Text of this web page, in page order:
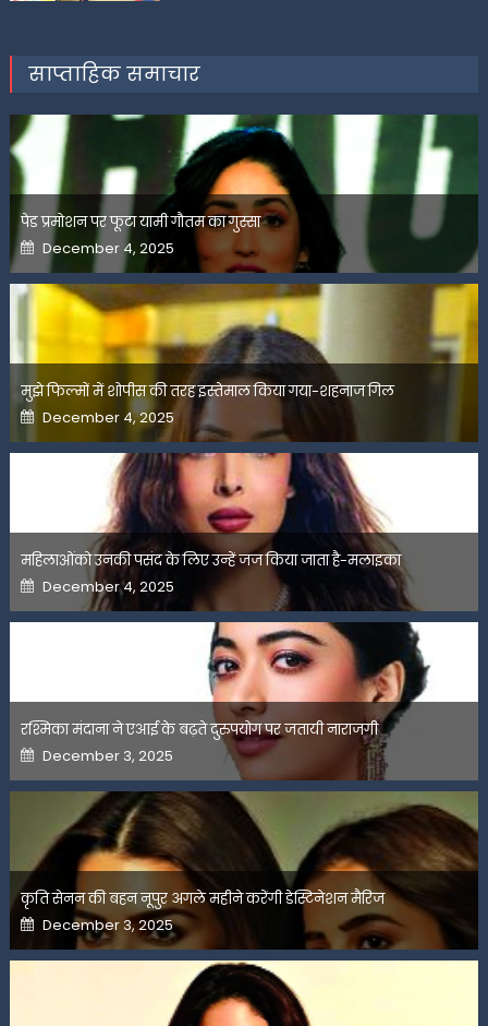
साप्ताहिक समाचार
पेड प्रमोशन पर फूटा यामी गौतम का गुस्सा
Posted
on
December 4, 2025
मुझे फिल्मों में शोपीस की तरह इस्तेमाल किया गया-शहनाज गिल
Posted
on
December 4, 2025
महिलाओंको उनकी पसंद के लिए उन्हें जज किया जाता है-मलाइका
Posted
on
December 4, 2025
रश्मिका मंदाना ने एआई के बढ़ते दुरुपयोग पर जतायी नाराजगी
Posted
on
December 3, 2025
कृति सेनन की बहन नूपुर अगले महीने करेंगी डेस्टिनेशन मैरिज
Posted
on
December 3, 2025